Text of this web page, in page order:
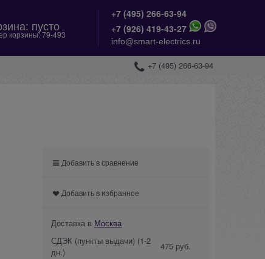
пусто
корзины: 79-493
+7 (495) 266-63-94
+7 (926) 419-43-27
info@smart-electrics.ru
+7 (495) 266-63-94
Добавить в сравнение
Добавить в избранное
Доставка в Москва
СДЭК (пункты выдачи) (1-2
дн.)
475 руб.